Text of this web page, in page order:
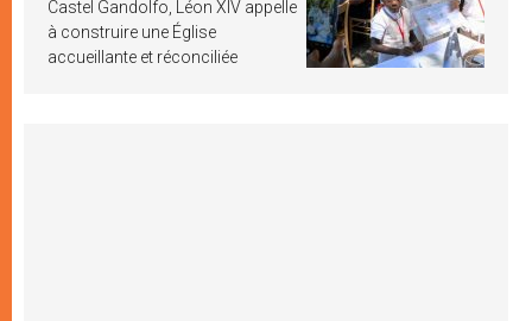
Castel Gandolfo, Léon XIV appelle
à construire une Église
accueillante et réconciliée